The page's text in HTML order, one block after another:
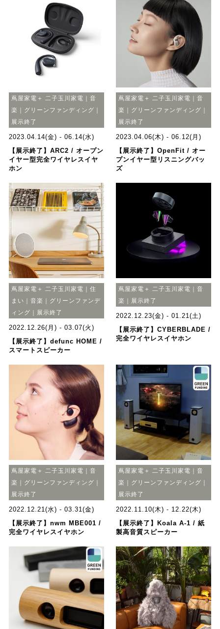
蔦屋家電＋ 二子玉川家電｜音
楽｜グリーンファンディング｜
展示終了
2023.04.14(金) - 06.14(水)
【展示終了】ARC2 / オープン
イヤー型完全ワイヤレスイヤ
ホン
蔦屋家電＋ 二子玉川家電｜音
楽｜グリーンファンディング｜
展示終了
2023.04.06(木) - 06.12(月)
【展示終了】OpenFit / オー
プンイヤー型リスニングバッ
ズ
蔦屋家電＋ 二子玉川家電｜住
まい｜音楽｜グリーンファンデ
ィング｜展示終了
2022.12.26(月) - 03.07(火)
【展示終了】defunc HOME /
スマートスピーカー
蔦屋家電＋ 二子玉川家電｜音
楽｜展示終了
2022.12.23(金) - 01.21(土)
【展示終了】CYBERBLADE /
完全ワイヤレスイヤホン
蔦屋家電＋ 二子玉川家電｜音
楽｜グリーンファンディング｜
展示終了
2022.12.21(水) - 03.31(金)
【展示終了】nwm MBE001 /
完全ワイヤレスイヤホン
蔦屋家電＋ 二子玉川家電｜音
楽｜グリーンファンディング｜
展示終了
2022.11.10(木) - 12.22(木)
【展示終了】Koala A-1 / 紙
製高音質スピーカー